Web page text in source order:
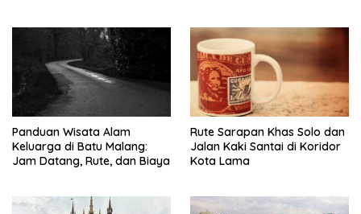
Panduan Wisata Alam
Keluarga di Batu Malang:
Jam Datang, Rute, dan Biaya
Rute Sarapan Khas Solo dan
Jalan Kaki Santai di Koridor
Kota Lama